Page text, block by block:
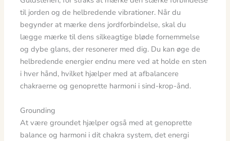
til jorden og de helbredende vibrationer. Når du
begynder at mærke dens jordforbindelse, skal du
lægge mærke til dens silkeagtige bløde fornemmelse
og dybe glans, der resonerer med dig. Du kan øge de
helbredende energier endnu mere ved at holde en sten
i hver hånd, hvilket hjælper med at afbalancere
chakraerne og genoprette harmoni i sind-krop-ånd.
Grounding
At være groundet hjælper også med at genoprette
balance og harmoni i dit chakra system, det energi